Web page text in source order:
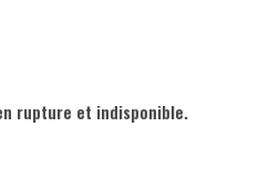
rupture et indisponible.